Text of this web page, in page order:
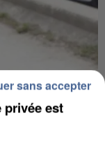
DE LA DZ
privée est
sans accepter